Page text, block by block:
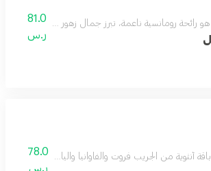
هو رائحة رومانسية ناعمة، تبرز جمال زهور الوادي
81.0
ر.س
باقة أنثوية من الجريب فروت والفاوانيا والياسمين
78.0
ر.س